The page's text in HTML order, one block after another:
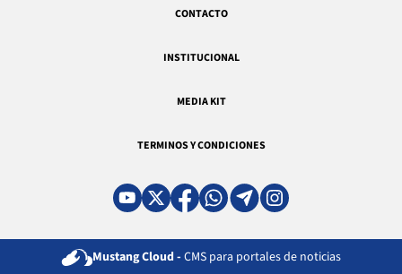
CONTACTO
INSTITUCIONAL
MEDIA KIT
TERMINOS Y CONDICIONES
Mustang Cloud - CMS para portales de noticias